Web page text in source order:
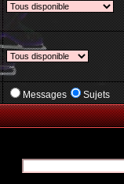
Messages Sujets